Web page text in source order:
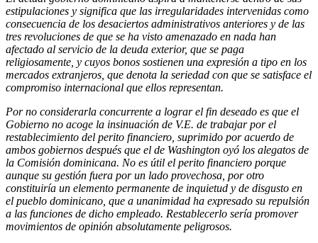
estipulaciones y significa que las irregularidades intervenidas como
consecuencia de los desaciertos administrativos anteriores y de las
tres revoluciones de que se ha visto amenazado en nada han
afectado al servicio de la deuda exterior, que se paga
religiosamente, y cuyos bonos sostienen una expresión a tipo en los
mercados extranjeros, que denota la seriedad con que se satisface el
compromiso internacional que ellos representan.
Por no considerarla concurrente a lograr el fin deseado es que el
Gobierno no acoge la insinuación de V.E. de trabajar por el
restablecimiento del perito financiero, suprimido por acuerdo de
ambos gobiernos después que el de Washington oyó los alegatos de
la Comisión dominicana. No es útil el perito financiero porque
aunque su gestión fuera por un lado provechosa, por otro
constituiría un elemento permanente de inquietud y de disgusto en
el pueblo dominicano, que a unanimidad ha expresado su repulsión
a las funciones de dicho empleado. Restablecerlo sería promover
movimientos de opinión absolutamente peligrosos.